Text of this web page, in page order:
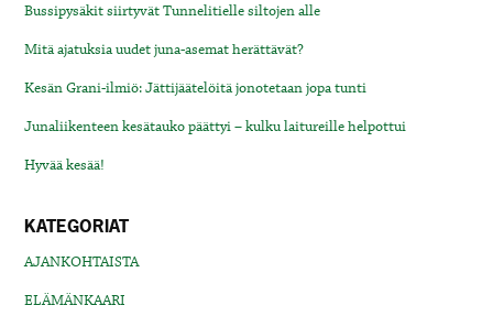
Bussipysäkit siirtyvät Tunnelitielle siltojen alle
Mitä ajatuksia uudet juna-asemat herättävät?
Kesän Grani-ilmiö: Jättijäätelöitä jonotetaan jopa tunti
Junaliikenteen kesätauko päättyi – kulku laitureille helpottui
Hyvää kesää!
KATEGORIAT
AJANKOHTAISTA
ELÄMÄNKAARI